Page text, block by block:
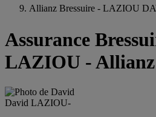
Allianz Bressuire - LAZIOU
Assurance
LAZIOU - Allianz
David LAZIOU-